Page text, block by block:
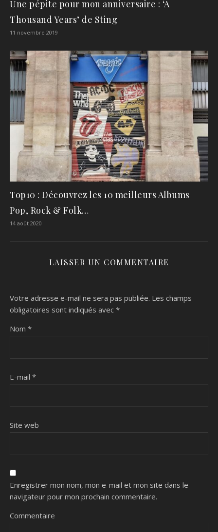
Une pépite pour mon anniversaire : ‘A
Thousand Years’ de Sting
11 novembre 2019
Top10 : Découvrez les 10 meilleurs Albums
Pop, Rock & Folk…
14 août 2020
LAISSER UN COMMENTAIRE
Votre adresse e-mail ne sera pas publiée. Les champs
obligatoires sont indiqués avec *
Nom *
E-mail *
Site web
Enregistrer mon nom, mon e-mail et mon site dans le
navigateur pour mon prochain commentaire.
Commentaire